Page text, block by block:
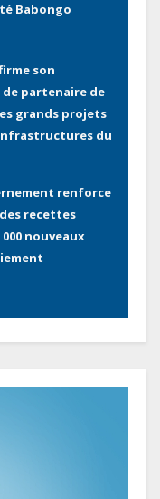
Babongo
son
partenaire de
grands projets
du
renforce
recettes
nouveaux
total de la dette
2026